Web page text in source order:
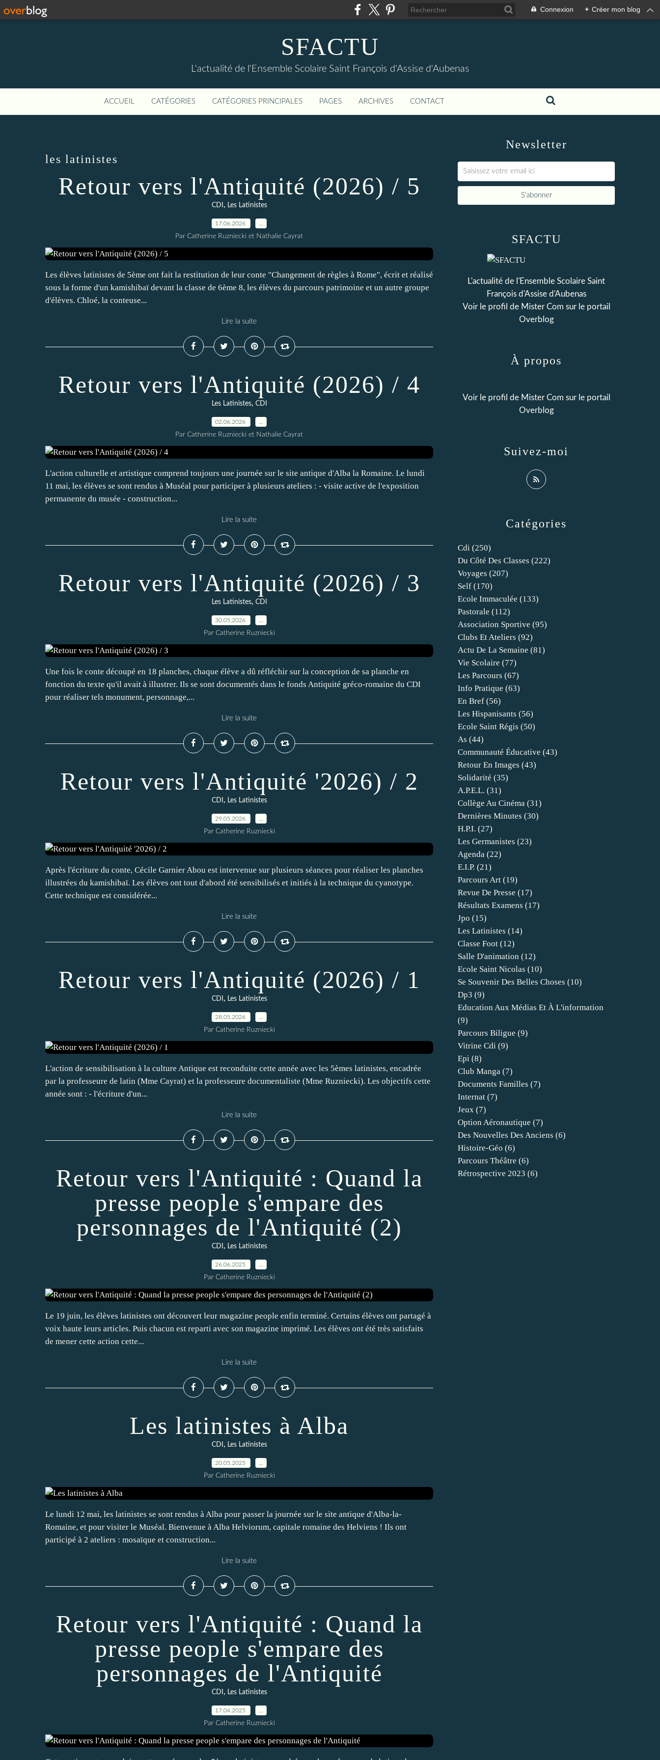
Connexion + Créer mon blog
SFACTU
L'actualité de l'Ensemble Scolaire Saint François d'Assise d'Aubenas
ACCUEIL CATÉGORIES CATÉGORIES PRINCIPALES PAGES ARCHIVES CONTACT
les latinistes
Retour vers l'Antiquité (2026) / 5
CDI , Les Latinistes
17.06.2026
Par Catherine Ruzniecki et Nathalie Cayrat
Les élèves latinistes de 5ème ont fait la restitution de leur conte "Changement de règles à Rome", écrit et réalisé
sous la forme d'un kamishibaï devant la classe de 6ème 8, les élèves du parcours patrimoine et un autre groupe
d'élèves. Chloé, la conteuse...
Lire la suite
Retour vers l'Antiquité (2026) / 4
Les Latinistes, CDI
02.06.2026
Par Catherine Ruzniecki et Nathalie Cayrat
L'action culturelle et artistique comprend toujours une journée sur le site antique d'Alba la Romaine. Le lundi
11 mai, les élèves se sont rendus à Muséal pour participer à plusieurs ateliers : - visite active de l'exposition
permanente du musée - construction...
Lire la suite
Retour vers l'Antiquité (2026) / 3
Les Latinistes, CDI
30.05.2026
Par Catherine Ruzniecki
Une fois le conte découpé en 18 planches, chaque élève a dû réfléchir sur la conception de sa planche en
fonction du texte qu'il avait à illustrer. Ils se sont documentés dans le fonds Antiquité gréco-romaine du CDI
pour réaliser tels monument, personnage,...
Lire la suite
Retour vers l'Antiquité '2026) / 2
CDI , Les Latinistes
29.05.2026
Par Catherine Ruzniecki
Après l'écriture du conte, Cécile Garnier Abou est intervenue sur plusieurs séances pour réaliser les planches
illustrées du kamishibaï. Les élèves ont tout d'abord été sensibilisés et initiés à la technique du cyanotype.
Cette technique est considérée...
Lire la suite
Retour vers l'Antiquité (2026) / 1
CDI , Les Latinistes
28.05.2026
Par Catherine Ruzniecki
L'action de sensibilisation à la culture Antique est reconduite cette année avec les 5èmes latinistes, encadrée
par la professeure de latin (Mme Cayrat) et la professeure documentaliste (Mme Ruzniecki). Les objectifs cette
année sont : - l'écriture d'un...
Lire la suite
Retour vers l'Antiquité : Quand la
presse people s'empare des
personnages de l'Antiquité (2)
CDI , Les Latinistes
26.06.2025
Par Catherine Ruzniecki
Le 19 juin, les élèves latinistes ont découvert leur magazine people enfin terminé. Certains élèves ont partagé à
voix haute leurs articles. Puis chacun est reparti avec son magazine imprimé. Les élèves ont été très satisfaits
de mener cette action cette...
Lire la suite
Les latinistes à Alba
CDI , Les Latinistes
20.05.2025
Par Catherine Ruzniecki
Le lundi 12 mai, les latinistes se sont rendus à Alba pour passer la journée sur le site antique d'Alba-la-
Romaine, et pour visiter le Muséal. Bienvenue à Alba Helviorum, capitale romaine des Helviens ! Ils ont
participé à 2 ateliers : mosaïque et construction...
Lire la suite
Retour vers l'Antiquité : Quand la
presse people s'empare des
personnages de l'Antiquité
CDI , Les Latinistes
17.04.2025
Par Catherine Ruzniecki
Newsletter
Catégories
Cdi (250)
Du Côté Des Classes (222)
Voyages (207)
Self (170)
Ecole Immaculée (133)
Pastorale (112)
Association Sportive (95)
Clubs Et Ateliers (92)
Actu De La Semaine (81)
Vie Scolaire (77)
Les Parcours (67)
Info Pratique (63)
En Bref (56)
Les Hispanisants (56)
Ecole Saint Régis (50)
As (44)
Communauté Éducative (43)
Retour En Images (43)
Solidarité (35)
A.p.e.l. (31)
Collège Au Cinéma (31)
Dernières Minutes (30)
H.p.i. (27)
Les Germanistes (23)
Agenda (22)
E.i.p. (21)
Parcours Art (19)
Revue De Presse (17)
Résultats Examens (17)
Jpo (15)
Les Latinistes (14)
Classe Foot (12)
Salle D'animation (12)
Ecole Saint Nicolas (10)
Se Souvenir Des Belles Choses (10)
Dp3 (9)
Education Aux Médias Et À L'information
(9)
Parcours Biligue (9)
Vitrine Cdi (9)
Epi (8)
Club Manga (7)
Documents Familles (7)
Internat (7)
Jeux (7)
Option Aéronautique (7)
Des Nouvelles Des Anciens (6)
Histoire-Géo (6)
Parcours Théâtre (6)
Rétrospective 2023 (6)
SFACTU
L'actualité de l'Ensemble Scolaire Saint
François d'Assise d'Aubenas
Voir le profil de Mister Com sur le portail
Overblog
Suivez-moi
À propos
Voir le profil de Mister Com sur le portail
Overblog